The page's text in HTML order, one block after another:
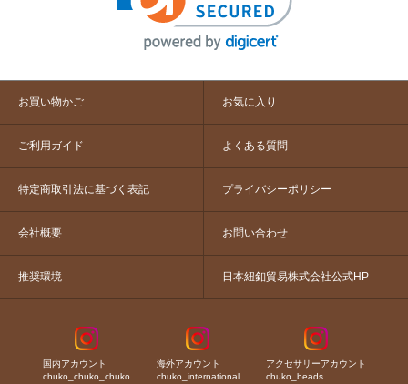
お買い物かご お気に入り
ご利用ガイド よくある質問
特定商取引法に基づく表記 プライバシーポリシー
会社概要 お問い合わせ
推奨環境 日本紐釦貿易株式会社公式HP
国内アカウント
chuko_chuko_chuko
海外アカウント
chuko_international
アクセサリーアカウント
chuko_beads